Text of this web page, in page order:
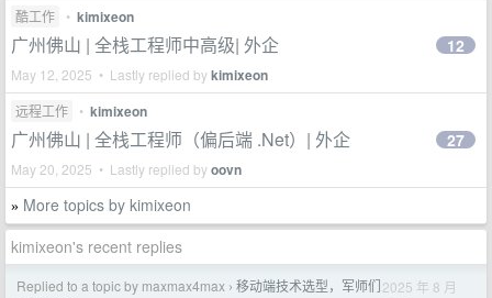
酷工作 • kimixeon
广州佛山 | 全栈工程师中高级| 外企
May 12, 2025 • Lastly replied bykimixeon
12
远程工作 • kimixeon
广州佛山 | 全栈工程师（偏后端 .Net）| 外企
May 20, 2025 • Lastly replied byoovn
27
» More topics by kimixeon
kimixeon's recent replies
Replied to a topic by maxmax4max › 移动端技术选型，军师们2025 年 8 月